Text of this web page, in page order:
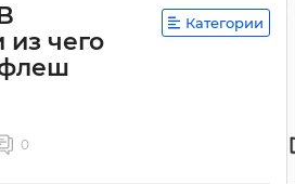
из чего
флеш
Категории
0